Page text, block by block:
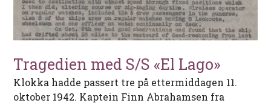
Tragedien med S/S «El Lago»
Klokka hadde passert tre på ettermiddagen 11.
oktober 1942. Kaptein Finn Abrahamsen fra